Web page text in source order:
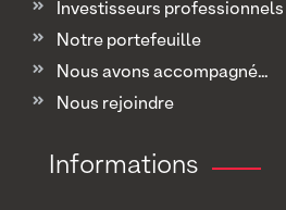
Investisseurs professionnels
Notre portefeuille
Nous avons accompagné...
Nous rejoindre
Informations